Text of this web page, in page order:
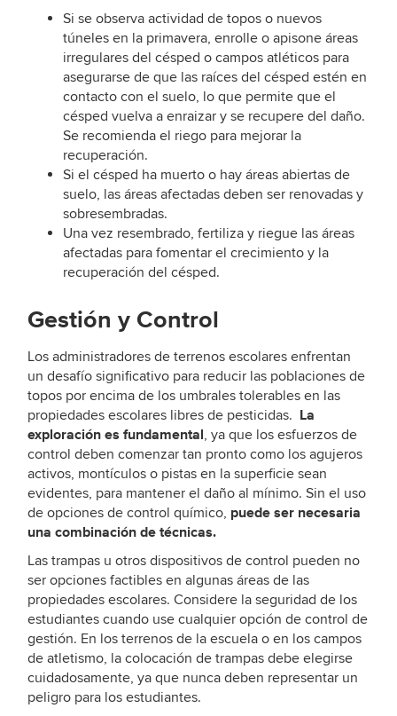
Si se observa actividad de topos o nuevos
túneles en la primavera, enrolle o apisone áreas
irregulares del césped o campos atléticos para
asegurarse de que las raíces del césped estén en
contacto con el suelo, lo que permite que el
césped vuelva a enraizar y se recupere del daño.
Se recomienda el riego para mejorar la
recuperación.
Si el césped ha muerto o hay áreas abiertas de
suelo, las áreas afectadas deben ser renovadas y
sobresembradas.
Una vez resembrado, fertiliza y riegue las áreas
afectadas para fomentar el crecimiento y la
recuperación del césped.
Gestión y Control
Los administradores de terrenos escolares enfrentan
un desafío significativo para reducir las poblaciones de
topos por encima de los umbrales tolerables en las
propiedades escolares libres de pesticidas. La
exploración es fundamental, ya que los esfuerzos de
control deben comenzar tan pronto como los agujeros
activos, montículos o pistas en la superficie sean
evidentes, para mantener el daño al mínimo. Sin el uso
de opciones de control químico, puede ser necesaria
una combinación de técnicas.
Las trampas u otros dispositivos de control pueden no
ser opciones factibles en algunas áreas de las
propiedades escolares. Considere la seguridad de los
estudiantes cuando use cualquier opción de control de
gestión. En los terrenos de la escuela o en los campos
de atletismo, la colocación de trampas debe elegirse
cuidadosamente, ya que nunca deben representar un
peligro para los estudiantes.